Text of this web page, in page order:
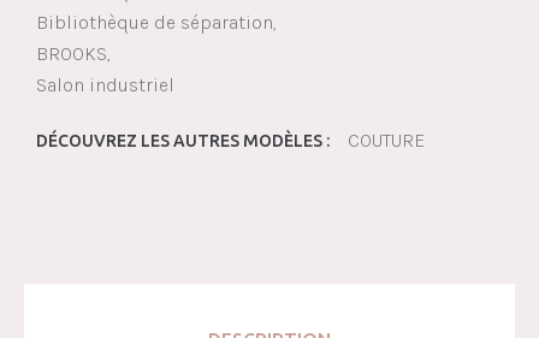
Bibliothèque de séparation
BROOKS
Salon industriel
DÉCOUVREZ LES AUTRES MODÈLES : COUTURE